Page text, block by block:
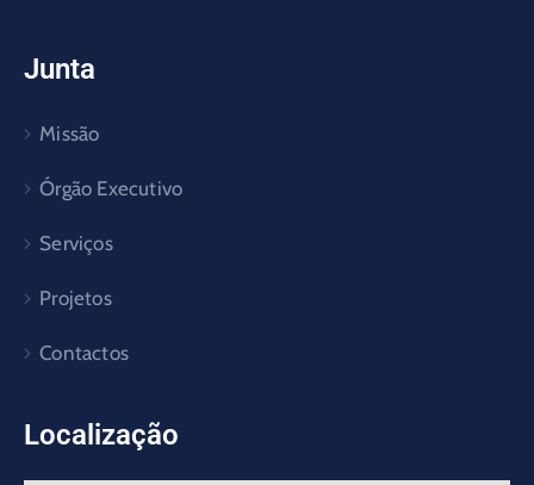
Junta
Missão
Órgão Executivo
Serviços
Projetos
Contactos
Localização